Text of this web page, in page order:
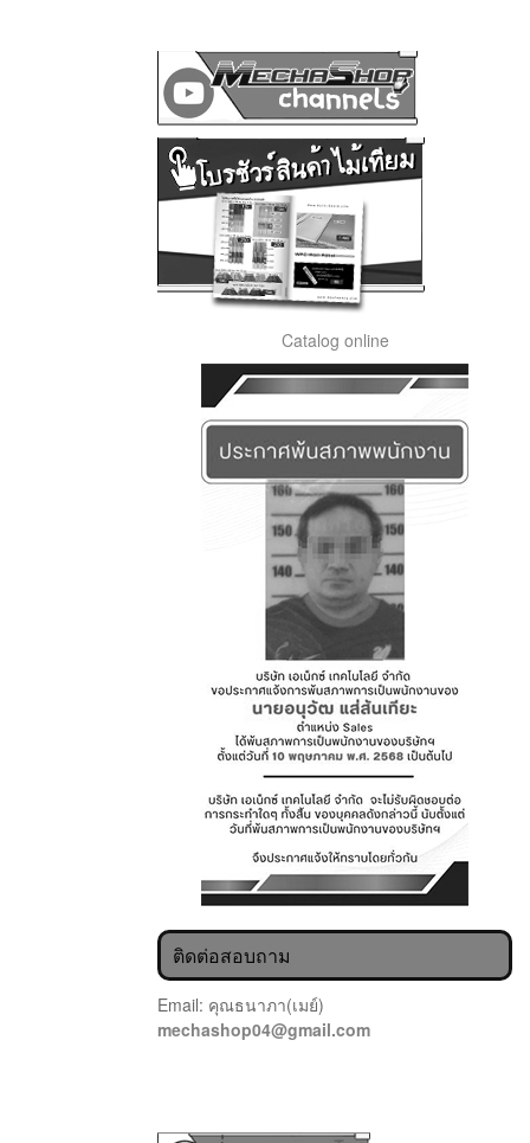
Catalog online
ติดต่อสอบถาม
Email: คุณธนาภา(เมย์)
mechashop04@gmail.com